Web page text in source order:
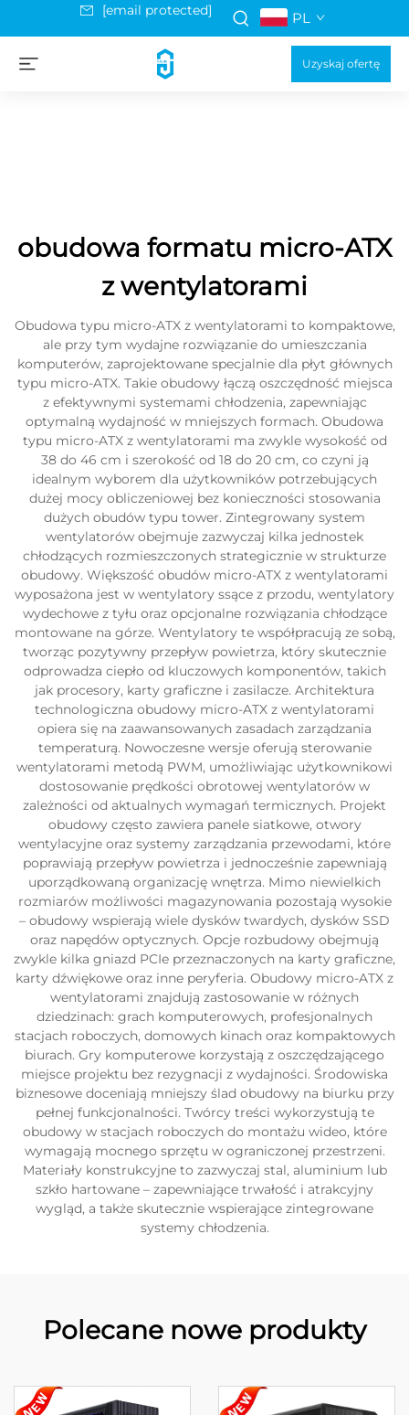
[email protected] PL
Uzyskaj ofertę
obudowa formatu micro-ATX
z wentylatorami
Obudowa typu micro-ATX z wentylatorami to kompaktowe,
ale przy tym wydajne rozwiązanie do umieszczania
komputerów, zaprojektowane specjalnie dla płyt głównych
typu micro-ATX. Takie obudowy łączą oszczędność miejsca
z efektywnymi systemami chłodzenia, zapewniając
optymalną wydajność w mniejszych formach. Obudowa
typu micro-ATX z wentylatorami ma zwykle wysokość od
38 do 46 cm i szerokość od 18 do 20 cm, co czyni ją
idealnym wyborem dla użytkowników potrzebujących
dużej mocy obliczeniowej bez konieczności stosowania
dużych obudów typu tower. Zintegrowany system
wentylatorów obejmuje zazwyczaj kilka jednostek
chłodzących rozmieszczonych strategicznie w strukturze
obudowy. Większość obudów micro-ATX z wentylatorami
wyposażona jest w wentylatory ssące z przodu, wentylatory
wydechowe z tyłu oraz opcjonalne rozwiązania chłodzące
montowane na górze. Wentylatory te współpracują ze sobą,
tworząc pozytywny przepływ powietrza, który skutecznie
odprowadza ciepło od kluczowych komponentów, takich
jak procesory, karty graficzne i zasilacze. Architektura
technologiczna obudowy micro-ATX z wentylatorami
opiera się na zaawansowanych zasadach zarządzania
temperaturą. Nowoczesne wersje oferują sterowanie
wentylatorami metodą PWM, umożliwiając użytkownikowi
dostosowanie prędkości obrotowej wentylatorów w
zależności od aktualnych wymagań termicznych. Projekt
obudowy często zawiera panele siatkowe, otwory
wentylacyjne oraz systemy zarządzania przewodami, które
poprawiają przepływ powietrza i jednocześnie zapewniają
uporządkowaną organizację wnętrza. Mimo niewielkich
rozmiarów możliwości magazynowania pozostają wysokie
– obudowy wspierają wiele dysków twardych, dysków SSD
oraz napędów optycznych. Opcje rozbudowy obejmują
zwykle kilka gniazd PCIe przeznaczonych na karty graficzne,
karty dźwiękowe oraz inne peryferia. Obudowy micro-ATX z
wentylatorami znajdują zastosowanie w różnych
dziedzinach: grach komputerowych, profesjonalnych
stacjach roboczych, domowych kinach oraz kompaktowych
biurach. Gry komputerowe korzystają z oszczędzającego
miejsce projektu bez rezygnacji z wydajności. Środowiska
biznesowe doceniają mniejszy ślad obudowy na biurku przy
pełnej funkcjonalności. Twórcy treści wykorzystują te
obudowy w stacjach roboczych do montażu wideo, które
wymagają mocnego sprzętu w ograniczonej przestrzeni.
Materiały konstrukcyjne to zazwyczaj stal, aluminium lub
szkło hartowane – zapewniające trwałość i atrakcyjny
wygląd, a także skutecznie wspierające zintegrowane
systemy chłodzenia.
Polecane nowe produkty